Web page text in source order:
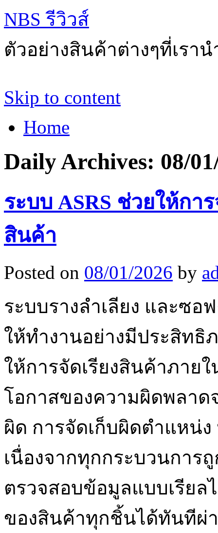
NBS รีวิวส์
ตัวอย่างสินค้าต่างๆที่เรา
Skip to content
Home
Daily Archives: 08/
ระบบ ASRS ช่วยให้กา
สินค้า
Posted on 08/01/2026 by
ระบบรางลำเลียง และซ
ให้ทำงานอย่างมีประสิทธิ
ให้การจัดเรียงสินค้าภาย
โอกาสของความผิดพลา
ผิด การจัดเก็บผิดตำแหน่
เนื่องจากทุกกระบวนการ
ตรวจสอบข้อมูลแบบเรียล
ของสินค้าทุกชิ้นได้ทันทีผ่